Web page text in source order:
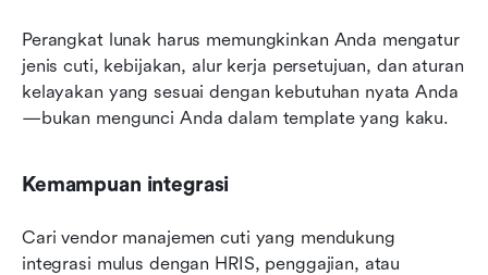
Perangkat lunak harus memungkinkan Anda mengatur
jenis cuti, kebijakan, alur kerja persetujuan, dan aturan
kelayakan yang sesuai dengan kebutuhan nyata Anda
—bukan mengunci Anda dalam template yang kaku.
Kemampuan integrasi
Cari vendor manajemen cuti yang mendukung
integrasi mulus dengan HRIS, penggajian, atau